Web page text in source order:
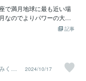
直しタイミングがありま
切り直してください。
立春から、資格の勉強は
区切って利用するのもア
で満月地球に最も近い場
なのでよりパワーの大き
ンです！ということは影
方、いらっしゃいますよ
ックスには最適なので
は牡羊座牡羊座は１２星
記事
くお 2024/10/17